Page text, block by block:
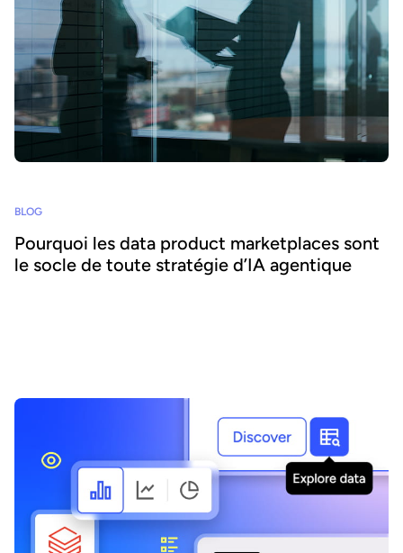
BLOG
Pourquoi les data product marketplaces sont
le socle de toute stratégie d’IA agentique